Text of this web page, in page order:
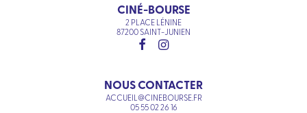
CINÉ-BOURSE
2 PLACE LÉNINE
87200 SAINT-JUNIEN
NOUS CONTACTER
ACCUEIL@CINEBOURSE.FR
05 55 02 26 16